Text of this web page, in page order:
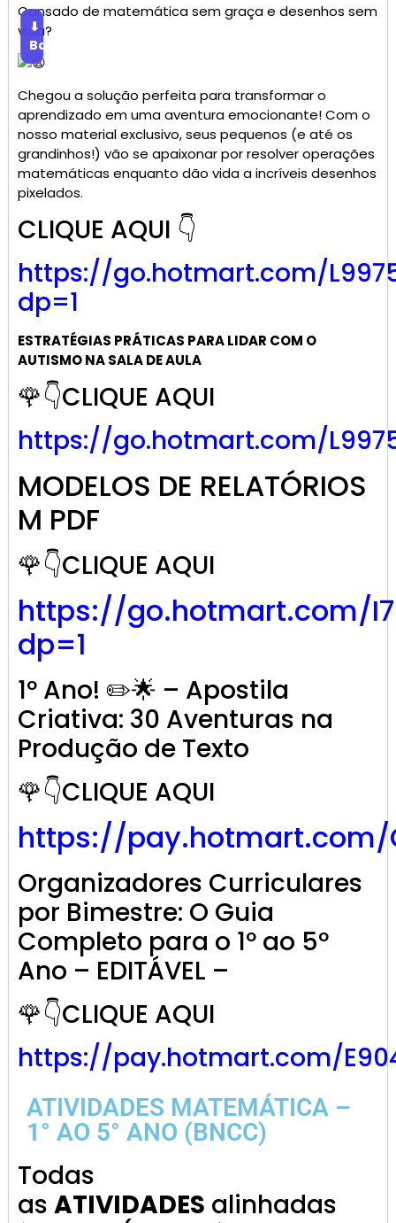
Cansado de matemática sem graça e desenhos sem
vida?
⬇
Baixar
Chegou a solução perfeita para transformar o
aprendizado em uma aventura emocionante! Com o
nosso material exclusivo, seus pequenos (e até os
grandinhos!) vão se apaixonar por resolver operações
matemáticas enquanto dão vida a incríveis desenhos
pixelados.
CLIQUE AQUI 👇
https://go.hotmart.com/
dp=1
ESTRATÉGIAS PRÁTICAS PARA LIDAR COM O
AUTISMO NA SALA DE AULA
🌹👇CLIQUE AQUI
https://go.hotmart.com/
MODELOS DE RELATÓRIOS
M PDF
🌹👇CLIQUE AQUI
https://go.hotmart.com/
dp=1
1º Ano! ✏️🌟 – Apostila
Criativa: 30 Aventuras na
Produção de Texto
🌹👇CLIQUE AQUI
https://pay.hotmart.com/
Organizadores Curriculares
por Bimestre: O Guia
Completo para o 1º ao 5º
Ano – EDITÁVEL –
🌹👇CLIQUE AQUI
https://pay.hotmart.com/
ATIVIDADES MATEMÁTICA –
1° AO 5° ANO (BNCC)
Todas
as ATIVIDADES alinhadas